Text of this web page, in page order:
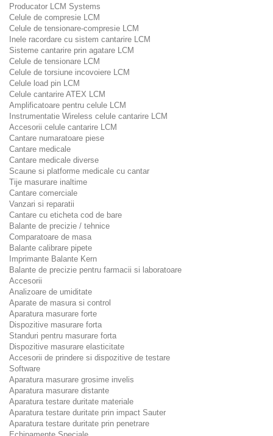
Producator LCM Systems
Celule de compresie LCM
Celule de tensionare-compresie LCM
Inele racordare cu sistem cantarire LCM
Sisteme cantarire prin agatare LCM
Celule de tensionare LCM
Celule de torsiune incovoiere LCM
Celule load pin LCM
Celule cantarire ATEX LCM
Amplificatoare pentru celule LCM
Instrumentatie Wireless celule cantarire LCM
Accesorii celule cantarire LCM
Cantare numaratoare piese
Cantare medicale
Cantare medicale diverse
Scaune si platforme medicale cu cantar
Tije masurare inaltime
Cantare comerciale
Vanzari si reparatii
Cantare cu eticheta cod de bare
Balante de precizie / tehnice
Comparatoare de masa
Balante calibrare pipete
Imprimante Balante Kern
Balante de precizie pentru farmacii si laboratoare
Accesorii
Analizoare de umiditate
Aparate de masura si control
Aparatura masurare forte
Dispozitive masurare forta
Standuri pentru masurare forta
Dispozitive masurare elasticitate
Accesorii de prindere si dispozitive de testare
Software
Aparatura masurare grosime invelis
Aparatura masurare distante
Aparatura testare duritate materiale
Aparatura testare duritate prin impact Sauter
Aparatura testare duritate prin penetrare